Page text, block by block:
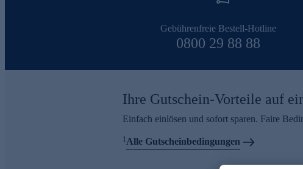
Gebührenfreie Bestell-Hotline
0800 29 88 88
Ihre Gutschein-Vorteile auf
Einfach einlösen und sofort sparen. Faire
1Alle Gutscheinbedingungen